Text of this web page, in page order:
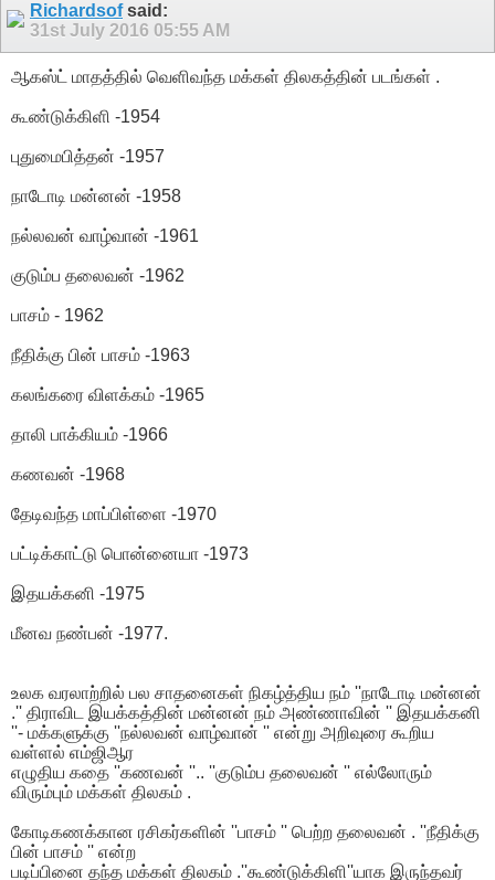
Richardsofsaid:
31st July 2016 05:55 AM
ஆகஸ்ட் மாதத்தில் வெளிவந்த மக்கள் திலகத்தின் படங்கள் .
கூண்டுக்கிளி -1954
புதுமைபித்தன் -1957
நாடோடி மன்னன் -1958
நல்லவன் வாழ்வான் -1961
குடும்ப தலைவன் -1962
பாசம் - 1962
நீதிக்கு பின் பாசம் -1963
கலங்கரை விளக்கம் -1965
தாலி பாக்கியம் -1966
கணவன் -1968
தேடிவந்த மாப்பிள்ளை -1970
பட்டிக்காட்டு பொன்னையா -1973
இதயக்கனி -1975
மீனவ நண்பன் -1977.
உலக வரலாற்றில் பல சாதனைகள் நிகழ்த்திய நம் ''நாடோடி மன்னன்
.'' திராவிட இயக்கத்தின் மன்னன் நம் அண்ணாவின் '' இதயக்கனி
''- மக்களுக்கு ''நல்லவன் வாழ்வான் '' என்று அறிவுரை கூறிய
வள்ளல் எம்ஜிஆர
எழுதிய கதை ''கணவன் ''.. ''குடும்ப தலைவன் '' எல்லோரும்
விரும்பும் மக்கள் திலகம் .
கோடிகணக்கான ரசிகர்களின் ''பாசம் '' பெற்ற தலைவன் . ''நீதிக்கு
பின் பாசம் '' என்ற
படிப்பினை தந்த மக்கள் திலகம் .''கூண்டுக்கிளி''யாக இருந்தவர்